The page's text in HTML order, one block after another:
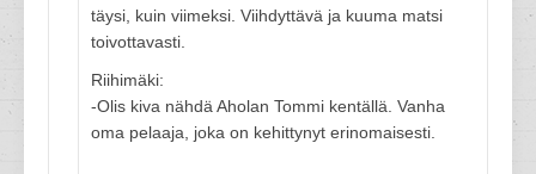
täysi, kuin viimeksi. Viihdyttävä ja kuuma matsi
toivottavasti.
Riihimäki:
-Olis kiva nähdä Aholan Tommi kentällä. Vanha
oma pelaaja, joka on kehittynyt erinomaisesti.